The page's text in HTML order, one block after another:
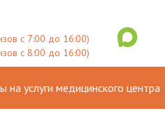
с 7:00 до 16:00)
с 8:00 до 16:00)
на услуги медицинского центра